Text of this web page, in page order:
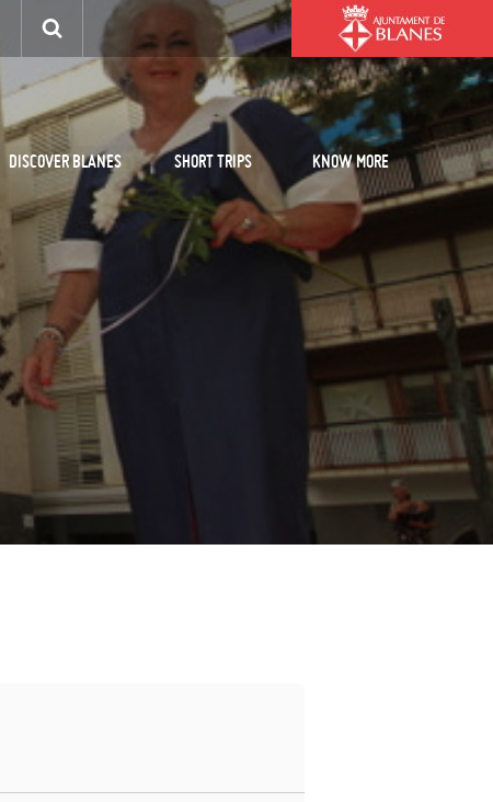
DISCOVER BLANES SHORT TRIPS KNOW MORE